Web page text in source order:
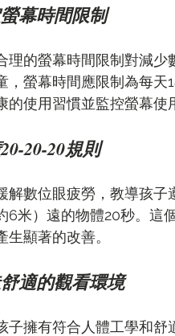
幕時間限制
理的螢幕時間限制對減
，螢幕時間應限制為每
的使用習慣並監控螢幕使
20-20規則
解數位眼疲勞，教導孩
6米）遠的物體20秒。這
生顯著的改善。
適的觀看環境
子擁有符合人體工學和